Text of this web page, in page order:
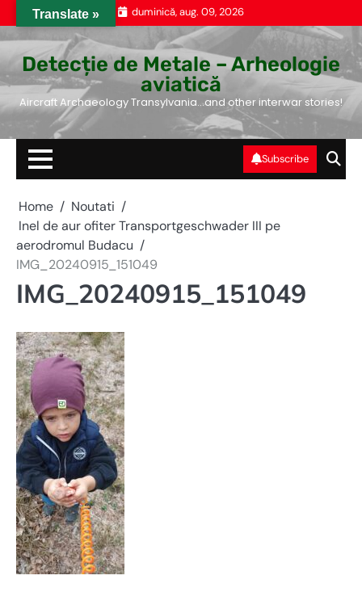
to
duminică, aug. 09, 2026
Detecție de Metale – Arheologie
aviatică
Aircraft Archaeology Transylvania…and other interwar stories!
Subscribe
Home
Noutati
Inel de aur ofiter Transportgeschwader III pe
aerodromul Budacu
IMG_20240915_151049
IMG_20240915_151049
Translate »